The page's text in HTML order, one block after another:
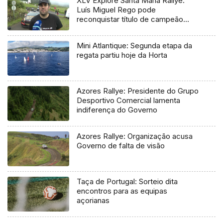
Luís Miguel Rego pode
reconquistar título de campeão
Mini Atlantique: Segunda etapa da
regata partiu hoje da Horta
Azores Rallye: Presidente do Grupo
Desportivo Comercial lamenta
indiferença do Governo
Azores Rallye: Organização acusa
Governo de falta de visão
Taça de Portugal: Sorteio dita
encontros para as equipas
açorianas